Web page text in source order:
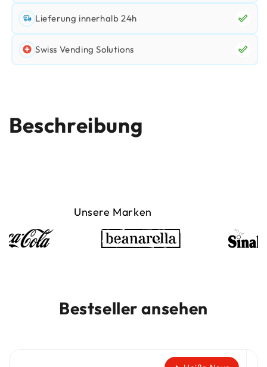
Lieferung innerhalb 24h
Swiss Vending Solutions
Beschreibung
Unsere Marken
Bestseller ansehen